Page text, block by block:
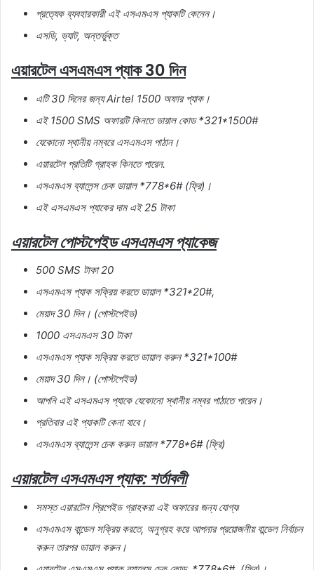
প্রত্যেক ব্যবহারকারী এই এসএমএস প্যাকটি কেনেন।
এসডি, ভ্যাট, অন্তর্ভুক্ত
এয়ারটেল এসএমএস প্যাক 30 দিন
এটি30 দিনের জন্যAirtel 1500 অফার প্যাক।
এই1500 SMS অফারটি কিনতে ডায়াল কোড*321*1500#
যেকোনো স্থানীয় নম্বরে এসএমএস পাঠান।
এয়ারটেল প্রতিটি গ্রাহক কিনতে পারেন.
এসএমএস ব্যালেন্স চেক ডায়াল*778*6# (ফ্রি) ।
এই এসএমএস প্যাকের দাম এই25 টাকা
এয়ারটেল পোস্টপেইড এসএমএস প্যাকেজ
500 SMS টাকা20
এসএমএস প্যাক সক্রিয় করতে ডায়াল*321*20#,
মেয়াদ30 দিন। (পোস্টপেইড)
1000 এসএমএস30 টাকা
এসএমএস প্যাক সক্রিয় করতে ডায়াল করুন*321*100#
মেয়াদ30 দিন। (পোস্টপেইড)
আপনি এই এসএমএস প্যাকে যেকোনো স্থানীয় নম্বর পাঠাতে পারেন।
প্রতিবার এই প্যাকটি কেনা যাবে।
এসএমএস ব্যালেন্স চেক করুন ডায়াল*778*6# (ফ্রি)
এয়ারটেল এসএমএস প্যাক:শর্তাবলী
সমস্ত এয়ারটেল প্রিপেইড গ্রাহকরা এই অফারের জন্য যোগ্য৷
এসএমএস বান্ডেল সক্রিয় করতে, অনুগ্রহ করে আপনার প্রয়োজনীয় বান্ডেল নির্বাচন
করুন তারপর ডায়াল করুন।